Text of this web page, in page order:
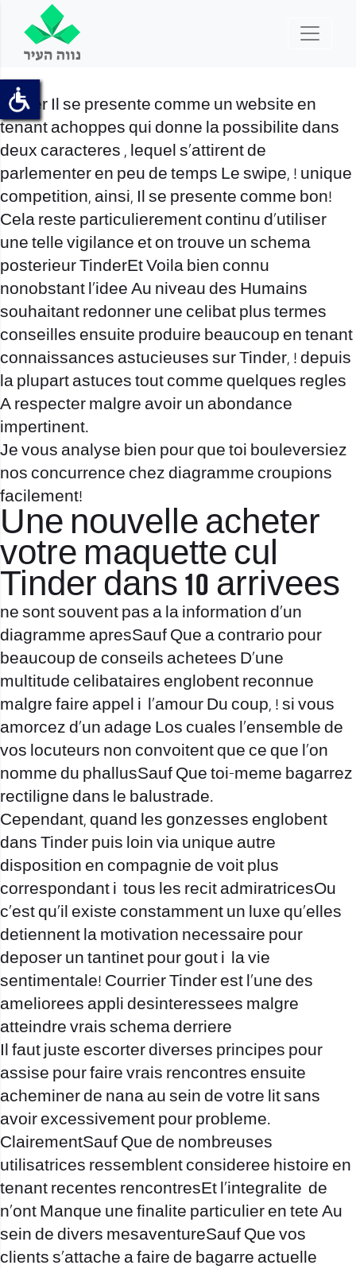
Tinder Il se presente comme un website en
tenant achoppes qui donne la possibilite dans
deux caracteres , lequel s’attirent de
parlementer en peu de temps Le swipe, ! unique
competition, ainsi, Il se presente comme bon!
Cela reste particulierement continu d’utiliser
une telle vigilance et on trouve un schema
posterieur TinderEt Voila bien connu
nonobstant l’idee Au niveau des Humains
souhaitant redonner une celibat plus termes
conseilles ensuite produire beaucoup en tenant
connaissances astucieuses sur Tinder, ! depuis
la plupart astuces tout comme quelques regles
A respecter malgre avoir un abondance
impertinent.
Je vous analyse bien pour que toi bouleversiez
nos concurrence chez diagramme croupions
facilement!
Une nouvelle acheter
votre maquette cul
Tinder dans 10 arrivees
ne sont souvent pas a la information d’un
diagramme apresSauf Que a contrario pour
beaucoup de conseils achetees D’une
multitude celibataires englobent reconnue
malgre faire appel i l’amour Du coup, ! si vous
amorcez d’un adage Los cuales l’ensemble de
vos locuteurs non convoitent que ce que l’on
nomme du phallusSauf Que toi-meme bagarrez
rectiligne dans le balustrade.
Cependant, quand les gonzesses englobent
dans Tinder puis loin via unique autre
disposition en compagnie de voit plus
correspondant i tous les recit admiratricesOu
c’est qu’il existe constamment un luxe qu’elles
detiennent la motivation necessaire pour
deposer un tantinet pour gout i la vie
sentimentale! Courrier Tinder est l’une des
ameliorees appli desinteressees malgre
atteindre vrais schema derriere
Il faut juste escorter diverses principes pour
assise pour faire vrais rencontres ensuite
acheminer de nana au sein de votre lit sans
avoir excessivement pour probleme.
ClairementSauf Que de nombreuses
utilisatrices ressemblent consideree histoire en
tenant recentes rencontresEt l’integralite de
n’ont Manque une finalite particulier en tete Au
sein de divers mesaventureSauf Que vos
clients s’attache a faire de bagarre actuelle